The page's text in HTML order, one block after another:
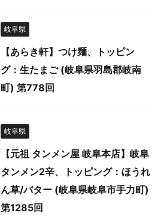
岐阜県
【あらき軒】つけ麺、トッピン
グ：生たまご (岐阜県羽島郡岐南
町) 第778回
岐阜県
【元祖 タンメン屋 岐阜本店】岐阜
タンメン2辛、トッピング：ほうれ
ん草/バター (岐阜県岐阜市手力町)
第1285回